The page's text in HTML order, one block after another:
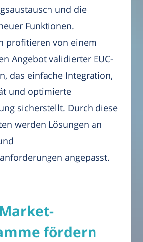
und die
Funktionen.
profitieren von einem
Angebot validierter EUC-
das einfache Integration,
und optimierte
sicherstellt. Durch diese
werden Lösungen an
angepasst.
fördern